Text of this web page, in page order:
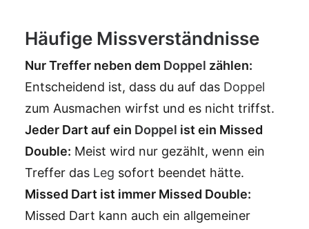
Häufige Missverständnisse
Nur Treffer neben dem Doppel zählen:
Entscheidend ist, dass du auf das Doppel
zum Ausmachen wirfst und es nicht triffst.
Jeder Dart auf ein Doppel ist ein Missed
Double: Meist wird nur gezählt, wenn ein
Treffer das Leg sofort beendet hätte.
Missed Dart ist immer Missed Double:
Missed Dart kann auch ein allgemeiner